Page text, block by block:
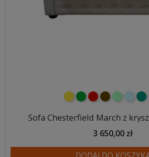
żółtyzielonyczerwony
czekoladowy
miętowy
Sofa Chesterfield March z
3 650,00 zł